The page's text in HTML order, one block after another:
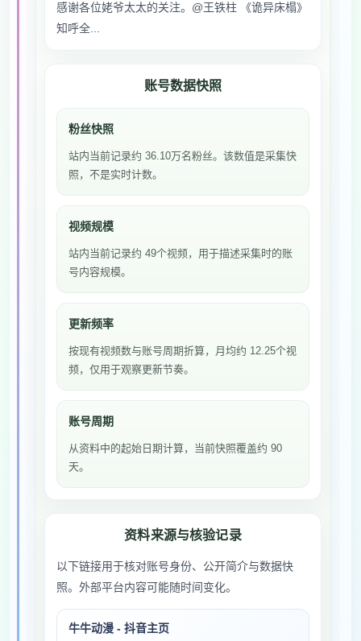
感谢各位姥爷太太的关注。@王铁柱 《诡异床榻》
知呼全...
账号数据快照
粉丝快照
站内当前记录约 36.10万名粉丝。该数值是采集快
照，不是实时计数。
视频规模
站内当前记录约 49个视频，用于描述采集时的账
号内容规模。
更新频率
按现有视频数与账号周期折算，月均约 12.25个视
频，仅用于观察更新节奏。
账号周期
从资料中的起始日期计算，当前快照覆盖约 90
天。
资料来源与核验记录
以下链接用于核对账号身份、公开简介与数据快
照。外部平台内容可能随时间变化。
牛牛动漫 - 抖音主页